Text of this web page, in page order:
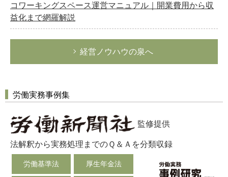
コワーキングスペース運営マニュアル｜開業費用から収
益化まで網羅解説
経営ノウハウの泉へ
労働実務事例集
監修提供
法解釈から実務処理までのＱ＆Ａを分類収録
労働基準法 厚生年金法